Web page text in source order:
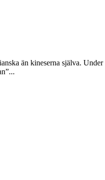
än kineserna själva.